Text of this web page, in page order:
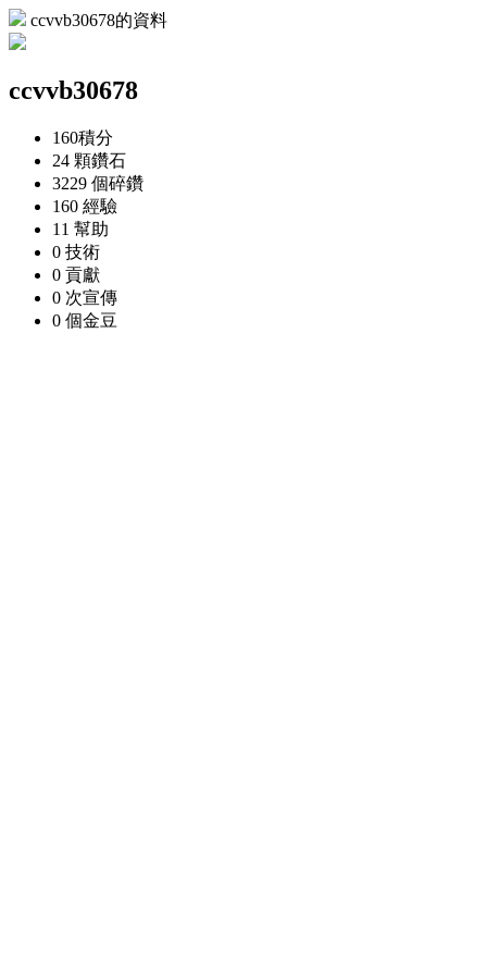
ccvvb30678的資料
ccvvb30678
160積分
24 顆鑽石
3229 個碎鑽
160 經驗
11 幫助
0 技術
0 貢獻
0 次宣傳
0 個金豆